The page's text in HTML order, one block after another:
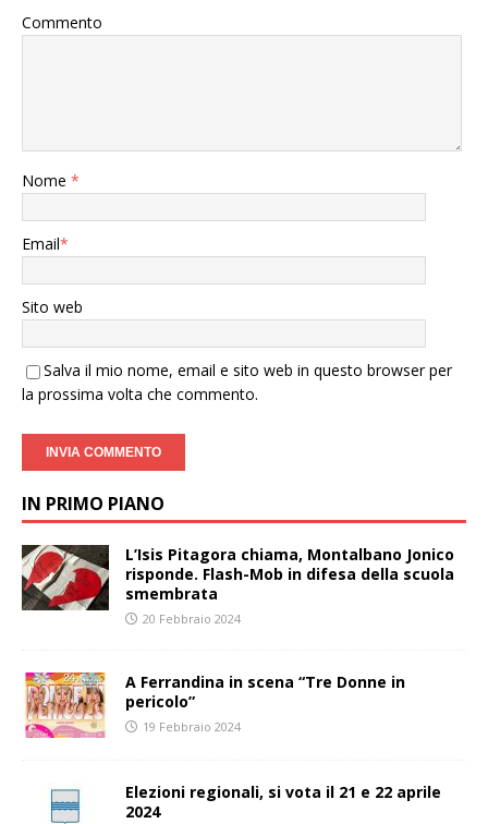
Commento
Nome *
Email*
Sito web
Salva il mio nome, email e sito web in questo browser per
la prossima volta che commento.
IN PRIMO PIANO
L’Isis Pitagora chiama, Montalbano Jonico
risponde. Flash-Mob in difesa della scuola
smembrata
20 Febbraio 2024
A Ferrandina in scena “Tre Donne in
pericolo”
19 Febbraio 2024
Elezioni regionali, si vota il 21 e 22 aprile
2024